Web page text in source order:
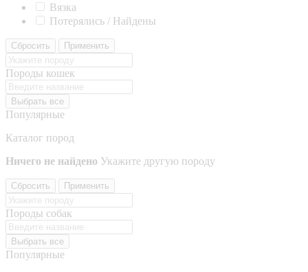
Вязка
Потерялись / Найдены
Сбросить Применить
Породы кошек
Выбрать все
Популярные
Каталог пород
Ничего не найдено Укажите другую породу
Сбросить Применить
Породы собак
Выбрать все
Популярные